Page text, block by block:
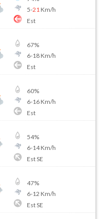
5-21Km/h
Est
67%
6-18Km/h
Est
60%
6-16Km/h
Est
54%
6-14Km/h
Est SE
47%
6-12 Km/h
Est SE